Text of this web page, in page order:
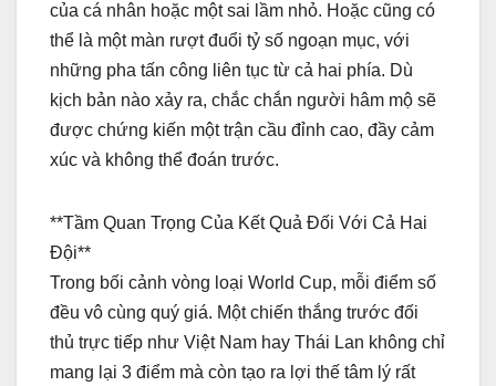
của cá nhân hoặc một sai lầm nhỏ. Hoặc cũng có
thể là một màn rượt đuổi tỷ số ngoạn mục, với
những pha tấn công liên tục từ cả hai phía. Dù
kịch bản nào xảy ra, chắc chắn người hâm mộ sẽ
được chứng kiến một trận cầu đỉnh cao, đầy cảm
xúc và không thể đoán trước.
**Tầm Quan Trọng Của Kết Quả Đối Với Cả Hai
Đội**
Trong bối cảnh vòng loại World Cup, mỗi điểm số
đều vô cùng quý giá. Một chiến thắng trước đối
thủ trực tiếp như Việt Nam hay Thái Lan không chỉ
mang lại 3 điểm mà còn tạo ra lợi thế tâm lý rất